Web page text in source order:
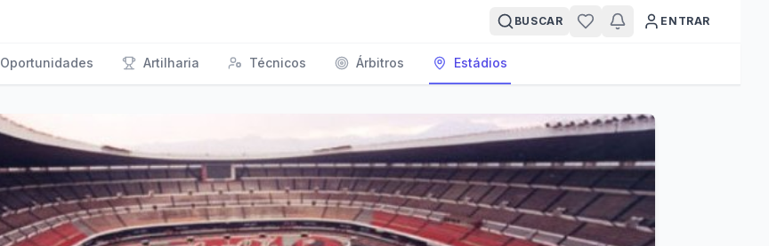
BUSCAR ENTRAR
Oportunidades Artilharia Técnicos Árbitros Estádios